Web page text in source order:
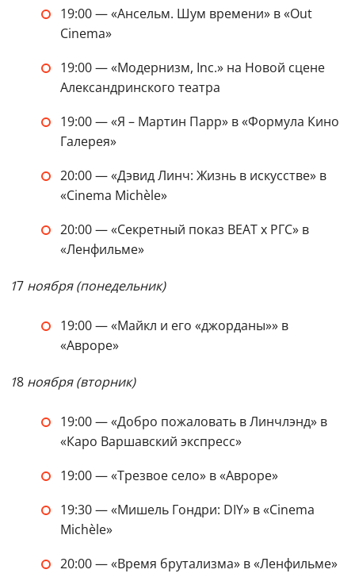
19:00 — «Ансельм. Шум времени» в «Out
Cinema»
19:00 — «Модернизм, Inc.» на Новой сцене
Александринского театра
19:00 — «Я – Мартин Парр» в «Формула Кино
Галерея»
20:00 — «Дэвид Линч: Жизнь в искусстве» в
«Cinema Michèle»
20:00 — «Секретный показ BEAT x РГС» в
«Ленфильме»
17 ноября (понедельник)
19:00 — «Майкл и его «джорданы»» в
«Авроре»
18 ноября (вторник)
19:00 — «Добро пожаловать в Линчлэнд» в
«Каро Варшавский экспресс»
19:00 — «Трезвое село» в «Авроре»
19:30 — «Мишель Гондри: DIY» в «Cinema
Michèle»
20:00 — «Время брутализма» в «Ленфильме»